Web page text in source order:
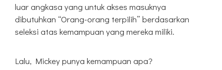
luar angkasa yang untuk akses masuknya
dibutuhkan “Orang-orang terpilih” berdasarkan
seleksi atas kemampuan yang mereka miliki.
Lalu, Mickey punya kemampuan apa?